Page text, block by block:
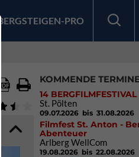
BERGSTEIGEN-PRO
KOMMENDE
14 BERGFILMFESTIVAL
St. Pölten
09.07.2026 bis 31.08.2026
Filmfest St. Anton -
Abenteuer
Arlberg WellCom
19.08.2026 bis 22.08.2026